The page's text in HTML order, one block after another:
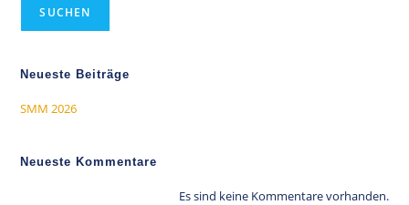
SUCHEN
Neueste Beiträge
SMM 2026
Neueste Kommentare
Es sind keine Kommentare vorhanden.